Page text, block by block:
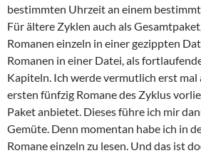
bestimmten Uhrzeit an einem
Für ältere Zyklen auch als
Romanen einzeln in einer gezippten
Romanen in einer Datei, als
Kapiteln. Ich werde vermutlich erst mal
ersten fünfzig Romane des Zyklus
Paket anbietet. Dieses führe ich mir
Gemüte. Denn momentan habe ich in
Romane einzeln zu lesen. Und das ist